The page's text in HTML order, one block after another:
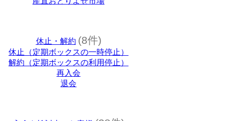
休止・解約 (8件)
休止（定期ボックスの一時停止）
解約（定期ボックスの利用停止）
再入会
退会